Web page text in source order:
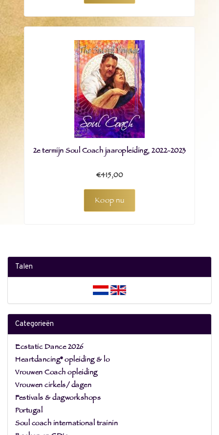
2e termijn Soul Coach jaaropleiding, 2022-2023
€415,00
Koop nu
Talen
Categorieën
Ecstatic Dance 2026
Heartdancing® opleiding & lo
Vrouwen Coach opleiding
Vrouwen cirkels/ dagen
Festivals & dagworkshops
Portugal
Soul coach international trainin